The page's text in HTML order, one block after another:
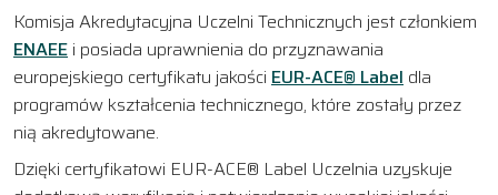
Komisja Akredytacyjna Uczelni Technicznych jest członkiem
ENAEE i posiada uprawnienia do przyznawania
europejskiego certyfikatu jakości EUR-ACE® Label dla
programów kształcenia technicznego, które zostały przez
nią akredytowane.
Dzięki certyfikatowi EUR-ACE® Label Uczelnia uzyskuje